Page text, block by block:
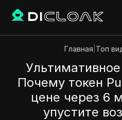
Главная Топ
Почему токен
цене через 6
упустите